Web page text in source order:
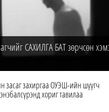
САХИЛГА БАТ зөрчсөн
засаг захиргаа ОУЭШ-ийн шүүгч
хориг тавилаа